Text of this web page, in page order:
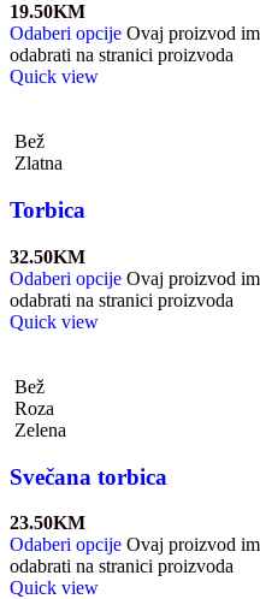
19.50KM
Odaberi opcije Ovaj proizvod
odabrati na stranici proizvoda
Quick view
Bež
Zlatna
Torbica
32.50KM
Odaberi opcije Ovaj proizvod
odabrati na stranici proizvoda
Quick view
Bež
Roza
Zelena
Svečana torbica
23.50KM
Odaberi opcije Ovaj proizvod
odabrati na stranici proizvoda
Quick view